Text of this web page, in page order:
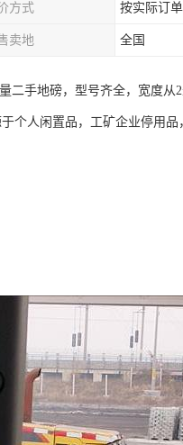
方式 按实际订
卖地 全国
手地磅，型号齐全，宽度从2
个人闲置品，工矿企业停用